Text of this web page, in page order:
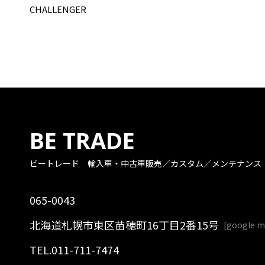
CHALLENGER
BE TRADE
ビートレード 輸入車・中古車販売／カスタム／メンテナンス
065-0043
北海道札幌市東区苗穂町16丁目2番15号 [google
TEL.011-711-7474